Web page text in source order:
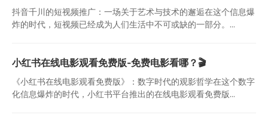
抖音千川的短视频推广：一场关于艺术与技术的邂逅在这个信息爆
炸的时代，短视频已经成为人们生活中不可或缺的一部分。...
小红书在线电影观看免费版-免费电影看哪？🎬
《小红书在线电影观看免费版》：数字时代的观影哲学在这个数字
化信息爆炸的时代，小红书平台推出的在线电影观看免费版...